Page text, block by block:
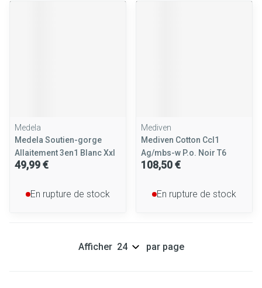
Medela
Medela Soutien-gorge
Allaitement 3en1 Blanc Xxl
49,99 €
En rupture de stock
Mediven
Mediven Cotton Ccl1
Ag/mbs-w P.o. Noir T6
108,50 €
En rupture de stock
Afficher par page